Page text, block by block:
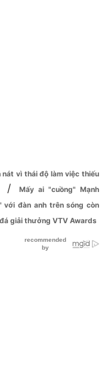
nát vì thái độ làm việc thiếu
/
Mấy ai "cuồng" Mạnh
với đàn anh trên sóng còn
giải thưởng VTV Awards